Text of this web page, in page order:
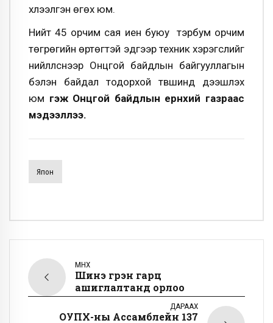
хүлээлгэн өгөх юм.
Нийт 45 орчим сая иен буюу тэрбум орчим
төгрөгийн өртөгтэй эдгээр техник хэрэгслийг
нийлүүлснээр Онцгой байдлын байгууллагын
бэлэн байдал тодорхой түвшинд дээшлэх
юм гэж Онцгой байдлын ерөнхий газраас
мэдээллээ.
Япон
ӨМНӨХ
Шинэ гүүрэн гарц
ашиглалтанд орлоо
ДАРААХ
ОУПХ-ны Ассамблейн 137